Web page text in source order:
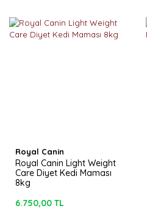
Royal Canin
Royal Canin Light Weight
Care Diyet Kedi Maması
8kg
6.750,00 TL